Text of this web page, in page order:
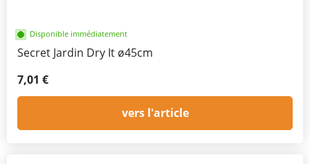
Disponible immédiatement
Secret Jardin Dry It ø45cm
7,01 €
vers l'article